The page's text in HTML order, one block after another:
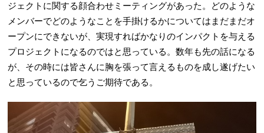
ジェクトに関する顔合わせミーティングがあった。どのような
メンバーでどのようなことを手掛けるかについてはまだまだオ
ープンにできないが、実現すればかなりのインパクトを与える
プロジェクトになるのではと思っている。数年も先の話になる
が、その時には皆さんに胸を張って言えるものを成し遂げたい
と思っているので乞うご期待である。